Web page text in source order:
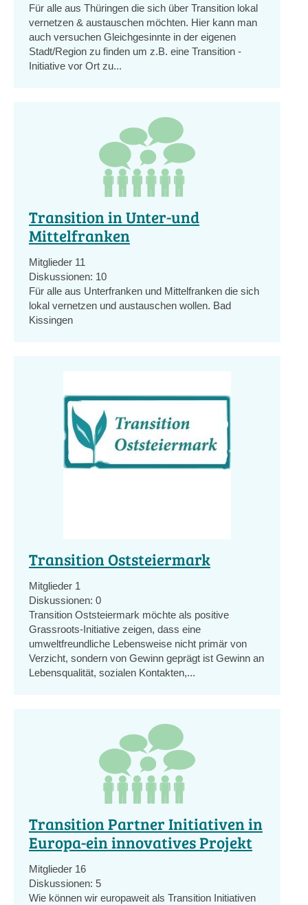
Für alle aus Thüringen die sich über Transition lokal
vernetzen & austauschen möchten. Hier kann man
auch versuchen Gleichgesinnte in der eigenen
Stadt/Region zu finden um z.B. eine Transition -
Initiative vor Ort zu...
Transition in Unter-und
Mittelfranken
Mitglieder 11
Diskussionen: 10
Für alle aus Unterfranken und Mittelfranken die sich
lokal vernetzen und austauschen wollen. Bad
Kissingen
Transition Oststeiermark
Mitglieder 1
Diskussionen: 0
Transition Oststeiermark möchte als positive
Grassroots-Initiative zeigen, dass eine
umweltfreundliche Lebensweise nicht primär von
Verzicht, sondern von Gewinn geprägt ist Gewinn an
Lebensqualität, sozialen Kontakten,...
Transition Partner Initiativen in
Europa-ein innovatives Projekt
Mitglieder 16
Diskussionen: 5
Wie können wir europaweit als Transition Initiativen